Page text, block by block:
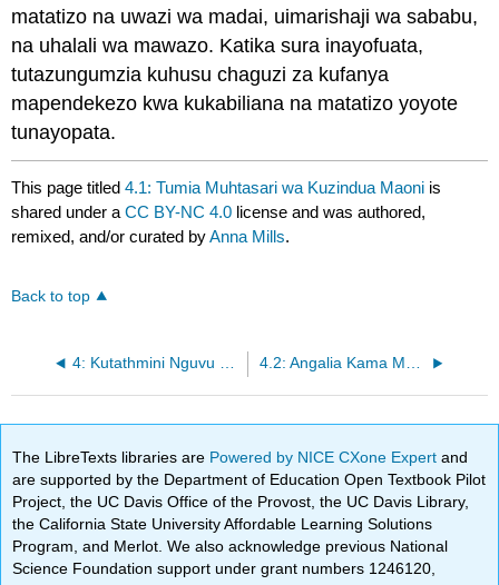
matatizo na uwazi wa madai, uimarishaji wa sababu,
na uhalali wa mawazo. Katika sura inayofuata,
tutazungumzia kuhusu chaguzi za kufanya
mapendekezo kwa kukabiliana na matatizo yoyote
tunayopata.
This page titled4.1: Tumia Muhtasari wa Kuzindua Maoni is
shared under aCC BY-NC 4.0 license and was authored,
remixed, and/or curated byAnna Mills.
Back to top
4: Kutathmini Nguvu ya Hoja (Logos) 4.2: Angalia Kama Maana Ni wazi
The LibreTexts libraries are Powered by NICE CXone Expertand
are supported by the Department of Education Open Textbook Pilot
Project, the UC Davis Office of the Provost, the UC Davis Library,
the California State University Affordable Learning Solutions
Program, and Merlot. We also acknowledge previous National
Science Foundation support under grant numbers 1246120,